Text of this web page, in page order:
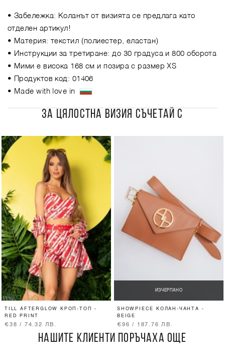
• Забележка: Коланът от визията се предлага като
отделен артикул!
• Материя: текстил (полиестер, еластан)
• Инструкции за третиране: до 30 градуса и 800 оборота
• Мими е висока 168 см и позира с размер XS
• Продуктов код: 01406
• Made with love in
ЗА ЦЯЛОСТНА ВИЗИЯ СЪЧЕТАЙ С
TILL AFTERGLOW КРОП-ТОП -
RED PRINT
€38 / 74.32 ЛВ.
ИЗЧЕРПАНО
SHOWPIECE КОЛАН-ЧАНТА -
BEIGE
€96 / 187.76 ЛВ.
НАШИТЕ КЛИЕНТИ ПОРЪЧАХА ОЩЕ